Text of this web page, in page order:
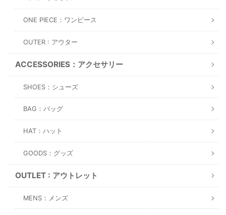
ONE PIECE：ワンピース
OUTER : アウター
ACCESSORIES：アクセサリー
SHOES：シューズ
BAG：バッグ
HAT：ハット
GOODS：グッズ
OUTLET : アウトレット
MENS：メンズ